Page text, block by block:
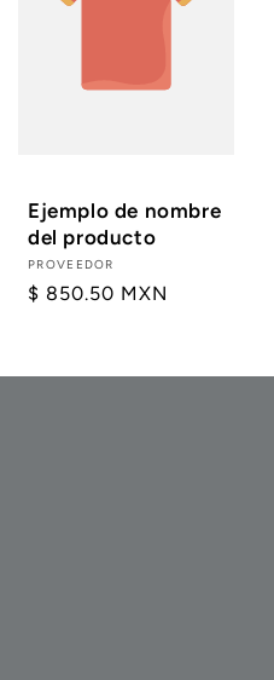
Ejemplo de nombre
del producto
Proveedor:
PROVEEDOR
Precio
$ 850.50 MXN